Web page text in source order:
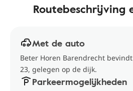
Routebeschrijving
Met de auto
Beter Horen Barendrecht
23, gelegen op de dijk.
Parkeermogelijkheden